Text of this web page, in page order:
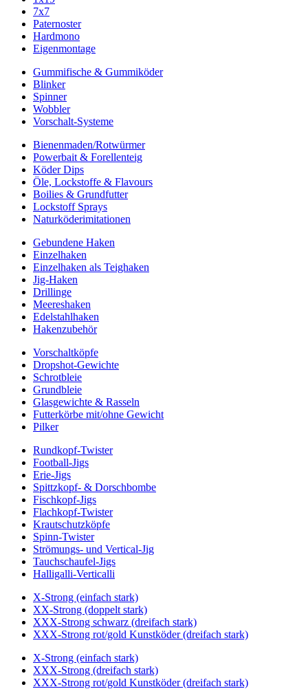
7x7
Paternoster
Hardmono
Eigenmontage
Gummifische & Gummiköder
Blinker
Spinner
Wobbler
Vorschalt-Systeme
Bienenmaden/Rotwürmer
Powerbait & Forellenteig
Köder Dips
Öle, Lockstoffe & Flavours
Boilies & Grundfutter
Lockstoff Sprays
Naturköderimitationen
Gebundene Haken
Einzelhaken
Einzelhaken als Teighaken
Jig-Haken
Drillinge
Meereshaken
Edelstahlhaken
Hakenzubehör
Vorschaltköpfe
Dropshot-Gewichte
Schrotbleie
Grundbleie
Glasgewichte & Rasseln
Futterkörbe mit/ohne Gewicht
Pilker
Rundkopf-Twister
Football-Jigs
Erie-Jigs
Spittzkopf- & Dorschbombe
Fischkopf-Jigs
Flachkopf-Twister
Krautschutzköpfe
Spinn-Twister
Strömungs- und Vertical-Jig
Tauchschaufel-Jigs
Halligalli-Verticalli
X-Strong (einfach stark)
XX-Strong (doppelt stark)
XXX-Strong schwarz (dreifach stark)
XXX-Strong rot/gold Kunstköder (dreifach stark)
X-Strong (einfach stark)
XXX-Strong (dreifach stark)
XXX-Strong rot/gold Kunstköder (dreifach stark)